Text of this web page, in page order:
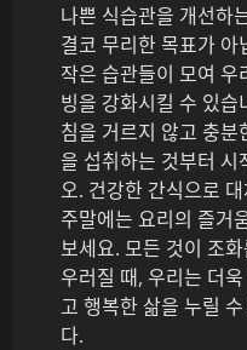
나쁜 식습관을 개선하
결코 무리한 목표가 아
작은 습관들이 모여 우
빙을 강화시킬 수 있습
침을 거르지 않고 충분
을 섭취하는 것부터 시
오. 건강한 간식으로
주말에는 요리의 즐거
보세요. 모든 것이 조
우러질 때, 우리는 더
고 행복한 삶을 누릴
다.